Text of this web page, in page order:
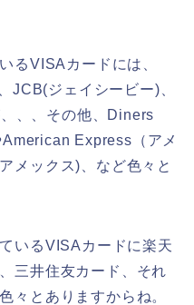
るVISAカードには、
JCB(ジェイシービー)、
、、その他、Diners
Express（アメ
メックス)、など色々と
いるVISAカードに楽天
三井住友カード、それ
々とありますからね。